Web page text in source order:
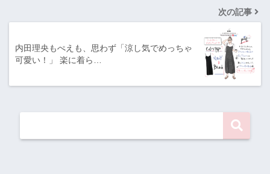
次の記事
内田理央もぺえも、思わず「涼し気でめっちゃ
可愛い！」 楽に着ら…